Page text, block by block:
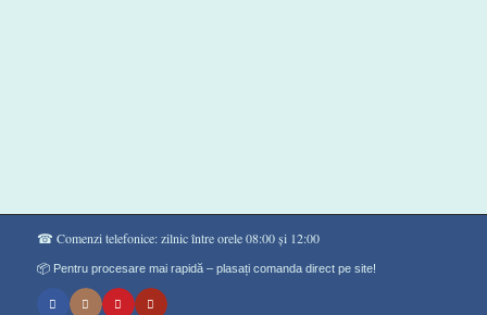
☎ Comenzi telefonice: zilnic între orele 08:00 și 12:00
📦 Pentru procesare mai rapidă – plasați comanda direct pe site!